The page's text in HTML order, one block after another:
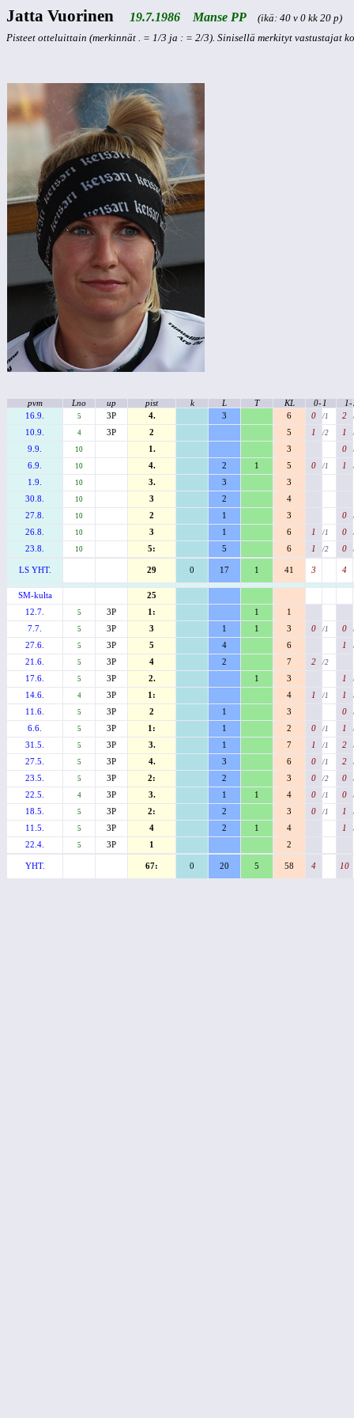
Jatta Vuorinen 19.7.1986 Manse PP
(ikä: 40 v 0 kk 20 p)
Pisteet otteluittain (merkinnät . = 1/3 ja : = 2/3). Sinisellä merkityt vastustajat
pvm Lno up pist k L T KL 0-1 1-
16.9.
5 3P 4. 3 6 0 /1 2
10.9. 4 3P 2 5 1 /2 1
9.9. 10 1. 3 0
6.9. 10 4. 2 1 5 0 /1 1
1.9. 10 3. 3
3
30.8.
10 3 2
4
27.8.
10 2 1 3 0
26.8. 10 3 1 6 1 /1 0
23.8. 10 5: 5 6 1 /2 0
LS YHT. 29 0 17 1 41 3 4
SM-kulta
25
12.7.
5 3P 1: 1
1
7.7.
5 3P 3 1 1 3 0 /1 0
27.6. 5 3P 5 4 6 1
21.6. 5 3P 4 2 7 2 /2
17.6. 5 3P 2. 1 3 1
14.6. 4 3P 1: 4 1 /1 1
11.6. 5 3P 2 1 3 0
6.6. 5 3P 1: 1 2 0 /1 1
31.5. 5 3P 3. 1 7 1 /1 2
27.5. 5 3P 4. 3 6 0 /1 2
23.5. 5 3P 2: 2 3 0 /2 0
22.5. 4 3P 3. 1 1 4 0 /1 0
18.5. 5 3P 2: 2 3 0 /1 1
11.5. 5 3P 4 2 1 4 1
22.4. 5 3P 1 2
YHT. 67: 0 20 5 58 4 10